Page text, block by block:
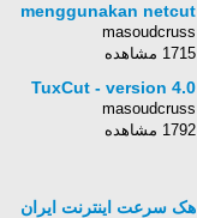
menggunakan netcut
masoudcruss
1715 مشاهده
TuxCut - version 4.0
masoudcruss
1792 مشاهده
هک سرعت اینترنت ایران